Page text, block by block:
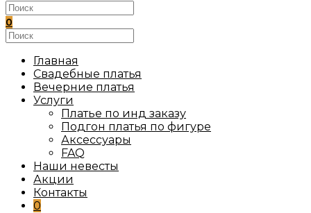
ПО
ВЕБ-
САЙТУ
0
Поиск
на
сайтеГлавная
Свадебные платья
Вечерние платья
Услуги
Платье по инд заказу
Подгон платья по фигуре
Аксессуары
FAQ
Наши невесты
Акции
Контакты
0